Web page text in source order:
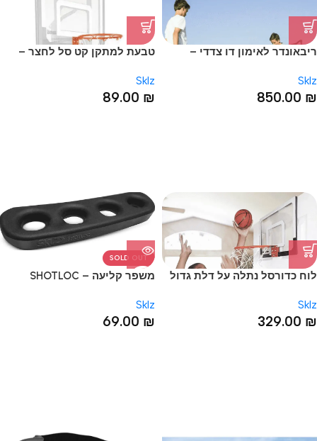
ריבאונדר לאימון דו צדדי –
TRAINER
Sklz
850.00 ₪
טבעת למתקן קט סל לחצר –
Sklz
89.00 ₪
לוח כדורסל נתלה על דלת גדול
Sklz
329.00 ₪
SOLD OUT
משפר קליעה – SHOTLOC
Sklz
69.00 ₪